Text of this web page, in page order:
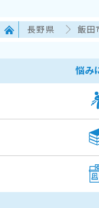
長野県 飯田
悩み